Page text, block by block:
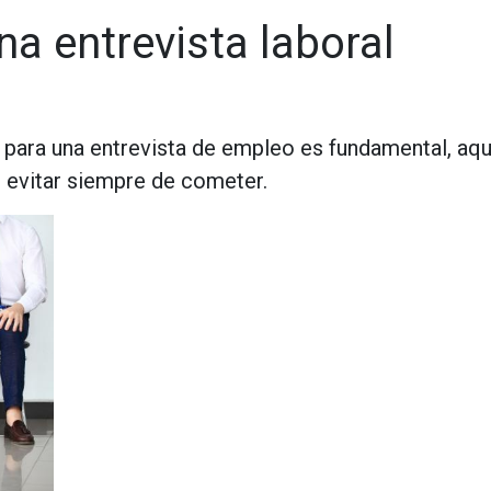
entrevista laboral
una entrevista de empleo es fundamental,
siempre de cometer.